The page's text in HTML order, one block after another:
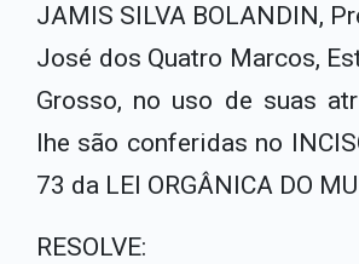
JAMIS SILVA BOLANDIN,
José dos Quatro Marcos,
Grosso, no uso de suas
lhe são conferi­das no
73 da LEI ORGÂNICA DO
RESOLVE: